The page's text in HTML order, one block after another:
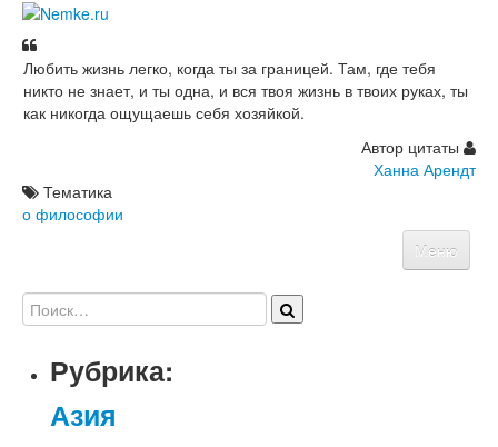
Любить жизнь легко, когда ты за границей. Там, где тебя
никто не знает, и ты одна, и вся твоя жизнь в твоих руках, ты
как никогда ощущаешь себя хозяйкой.
Автор цитаты
Ханна Арендт
Тематика
о философии
Меню
Фотографии
Видео
Советы
Рубрика:
Азия